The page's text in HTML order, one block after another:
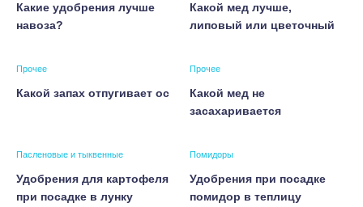
Какие удобрения лучше
навоза?
Какой мед лучше,
липовый или цветочный
Прочее
Какой запах отпугивает ос
Прочее
Какой мед не
засахаривается
Пасленовые и тыквенные
Удобрения для картофеля
при посадке в лунку
Помидоры
Удобрения при посадке
помидор в теплицу